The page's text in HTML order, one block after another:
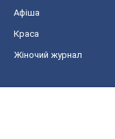
Афіша
Краса
Жіночий журнал